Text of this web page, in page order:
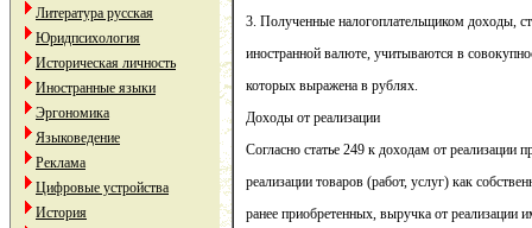
Литература русская
Юридпсихология
Историческая личность
Иностранные языки
Эргономика
Языковедение
Реклама
Цифровые устройства
История
3. Полученные налогоплательщиком доходы,
иностранной валюте, учитываются в
которых выражена в рублях.
Доходы от реализации
Согласно статье 249 к доходам от реализации
реализации товаров (работ, услуг) как
ранее приобретенных, выручка от реализации